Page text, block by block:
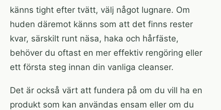
känns tight efter tvätt, välj något lugnare. Om
huden däremot känns som att det finns rester
kvar, särskilt runt näsa, haka och hårfäste,
behöver du oftast en mer effektiv rengöring eller
ett första steg innan din vanliga cleanser.
Det är också värt att fundera på om du vill ha en
produkt som kan användas ensam eller om du